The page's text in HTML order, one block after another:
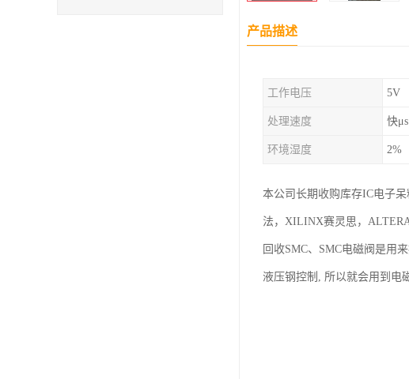
产品描述
工作电压 5V
处理速度 快μs
环境湿度 2%
本公司长期收购库存IC电子
法，XILINX赛灵思，
回收SMC、SMC电磁阀是用
液压钢控制, 所以就会用到电